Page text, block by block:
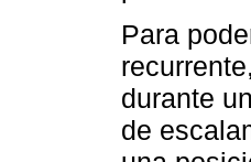
Para
durante
de